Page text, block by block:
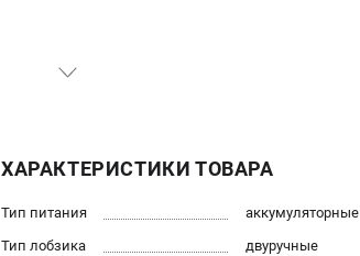
ХАРАКТЕРИСТИКИ ТОВАРА
Тип питания
аккумуляторные
Тип лобзика
двуручные